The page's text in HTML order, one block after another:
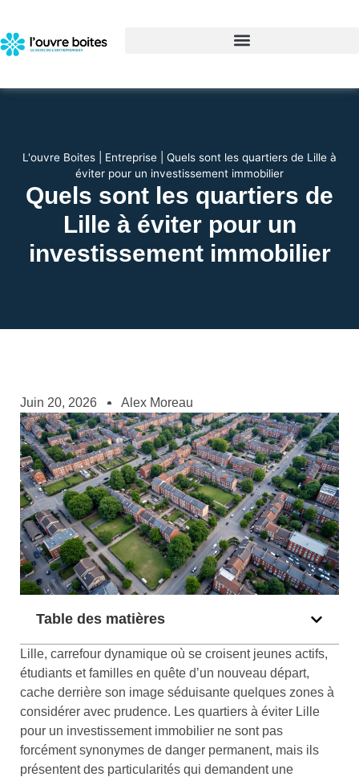
L'ouvre Boites Entreprise
Quels sont les quartiers de Lille à
éviter pour un investissement immobilier
Quels sont les quartiers de
Lille à éviter pour un
investissement immobilier
Juin 20, 2026 Alex Moreau
Table des matières
Lille, carrefour dynamique où se croisent jeunes actifs,
étudiants et familles en quête d’un nouveau départ,
cache derrière son image séduisante quelques zones à
considérer avec prudence. Les quartiers à éviter Lille
pour un investissement immobilier ne sont pas
forcément synonymes de danger permanent, mais ils
présentent des particularités qui demandent une